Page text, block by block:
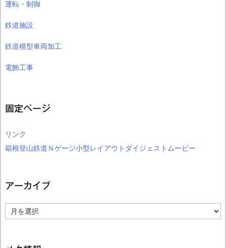
運転・制御
鉄道施設
鉄道模型車両加工
電飾工事
固定ページ
リンク
箱根登山鉄道Ｎゲージ小型レイアウトダイジェストムービー
アーカイブ
ー
ブ